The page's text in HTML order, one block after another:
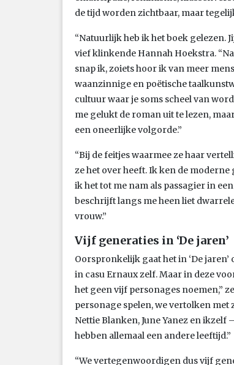
de tijd worden zichtbaar, maar
“Natuurlijk heb ik het boek gelezen.
vief klinkende Hannah Hoekstra.
snap ik, zoiets hoor ik van meer
waanzinnige en poëtische
cultuur waar je soms scheel van
me gelukt de roman uit te lezen,
een oneerlijke volgorde.”
“Bij de feitjes waarmee ze haar
ze het over heeft. Ik ken de
ik het tot me nam als passagier in
beschrijft langs me heen liet
vrouw.”
Vijf generaties in ‘De jaren’
Oorspronkelijk gaat het in ‘De
in casu Ernaux zelf. Maar in deze
het geen vijf personages noemen,”
personage spelen, we vertolken met
Nettie Blanken, June Yanez en ikzelf
hebben allemaal een andere leeftijd.”
“We vertegenwoordigen dus vijf